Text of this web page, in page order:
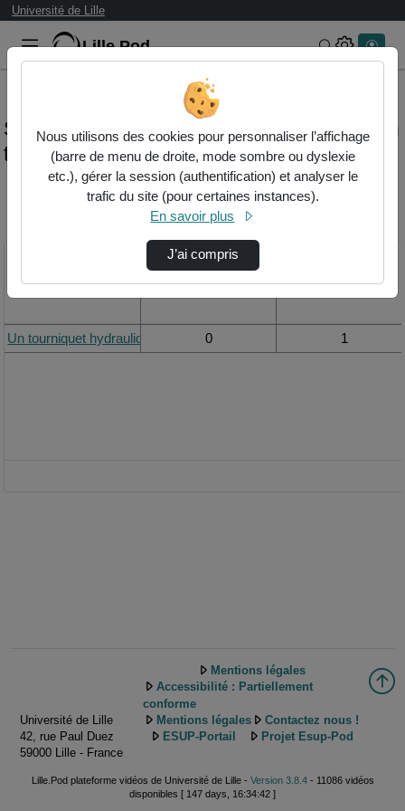
Université de Lille
Lille.Pod Rechercher
Statistiques de visualisation de la vidéo Un
tourniquet hydraulique
Modifier la période de
Vue de la journée
Un tourniquet hydraulique 0 1
Université de Lille
42, rue Paul Duez
59000 Lille - France
Mentions légales
Accessibilité : Partiellement
conforme
Mentions légales
Contactez nous !
ESUP-Portail
Projet Esup-Pod
Lille.Pod plateforme vidéos de Université de Lille - Version 3.8.4- 11086 vidéos
disponibles [ 147 days, 16:34:42 ]
Nous utilisons des cookies pour personnaliser l’affichage
(barre de menu de droite, mode sombre ou dyslexie
etc.), gérer la session (authentification) et analyser le
trafic du site (pour certaines instances).
En savoir plus
J’ai compris